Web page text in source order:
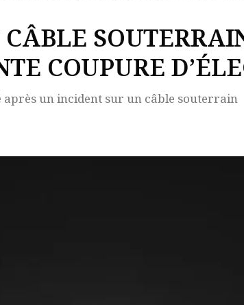
COUPURE
après un incident sur un câble souterrain